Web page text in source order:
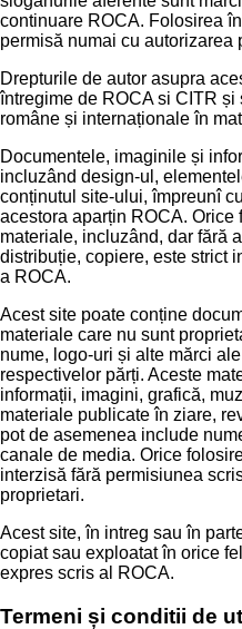
continuare ROCA. Folosirea
permisă numai cu autorizarea
Drepturile de autor asupra
întregime de ROCA si CITR
române și internaționale în
Documentele, imaginile și
incluzând design-ul,
conținutul site-ului, împreunî
acestora aparțin ROCA.
materiale, incluzând, dar fără
distribuție, copiere, este strict
a ROCA.
Acest site poate conține
materiale care nu sunt
nume, logo-uri și alte mărci
respectivelor părți. Aceste
informații, imagini, grafică,
materiale publicate în ziare,
pot de asemenea include
canale de media. Orice
interzisă fără permisiunea
proprietari.
Acest site, în intreg sau în
copiat sau exploatat în orice
expres scris al ROCA.
Termeni și conditii de